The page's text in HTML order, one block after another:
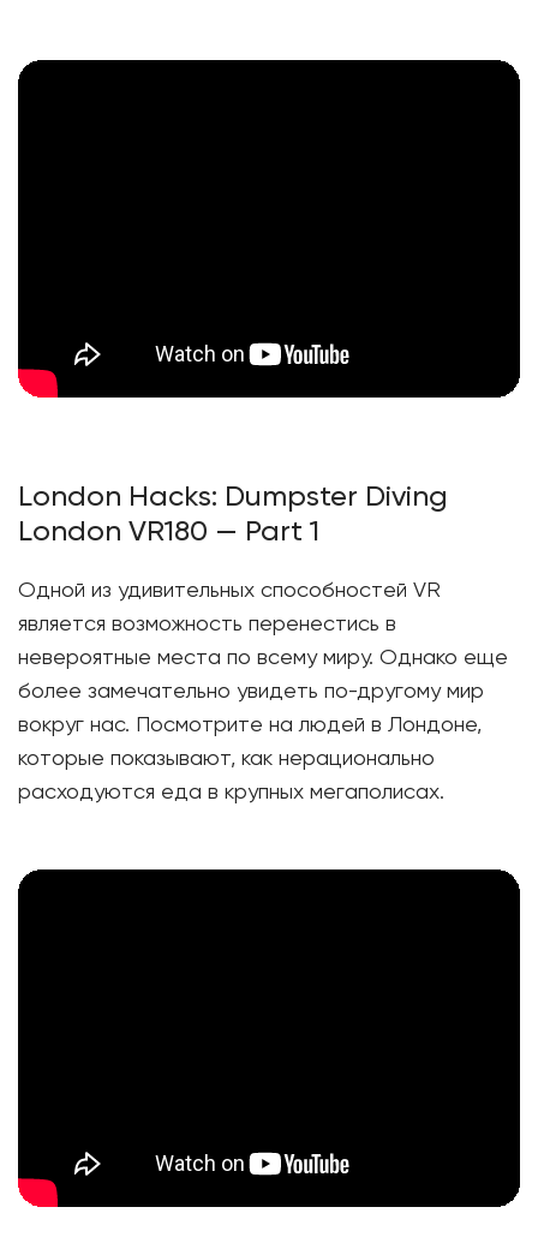
London Hacks: Dumpster Diving
London VR180 — Part 1
Одной из удивительных способностей VR
является возможность перенестись в
невероятные места по всему миру. Однако еще
более замечательно увидеть по-другому мир
вокруг нас. Посмотрите на людей в Лондоне,
которые показывают, как нерационально
расходуются еда в крупных мегаполисах.